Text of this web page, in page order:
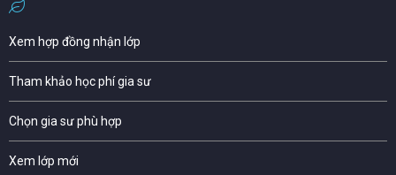
Xem hợp đồng nhận lớp
Tham khảo học phí gia sư
Chọn gia sư phù hợp
Xem lớp mới